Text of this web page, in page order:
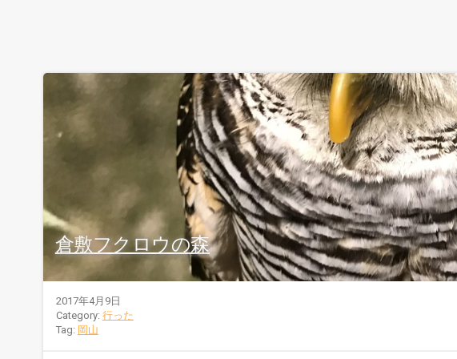
倉敷フクロウの森
2017年4月9日
Category: 行った
Tag: 岡山